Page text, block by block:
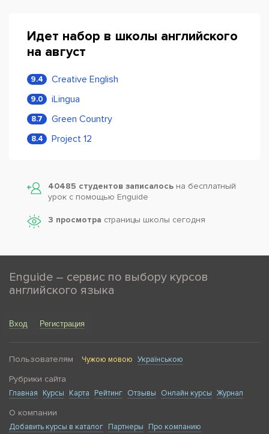
Идет набор в школы английского
на август
9.4 Creative English
9.0 iLingua
8.7 Green Country
8.4 Project 12
40485 студентов записалось на бесплатный
урок с помощью Enguide
3 просмотра страницы школы сегодня
Enguide – сервис по выбору курсов
английского языка
Вход Регистрация
Пользователям Чужою мовою Українською
Рубрики сайта
Главная Курсы Карта Рейтинг Отзывы Онлайн курсы Журнал
О компании
Добавить курсы в каталог Партнеры
Про компанию